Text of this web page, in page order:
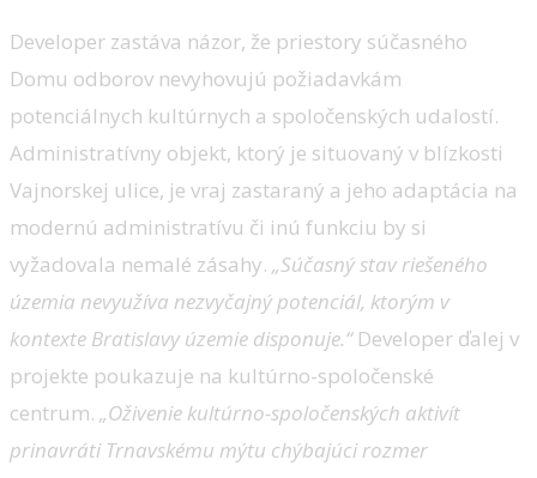
Developer zastáva názor, že priestory súčasného
Domu odborov nevyhovujú požiadavkám
potenciálnych kultúrnych a spoločenských udalostí.
Administratívny objekt, ktorý je situovaný v blízkosti
Vajnorskej ulice, je vraj zastaraný a jeho adaptácia na
modernú administratívu či inú funkciu by si
vyžadovala nemalé zásahy. „Súčasný stav riešeného
územia nevyužíva nezvyčajný potenciál, ktorým v
kontexte Bratislavy územie disponuje.“ Developer ďalej v
projekte poukazuje na kultúrno-spoločenské
centrum. „Oživenie kultúrno-spoločenských aktivít
prinavráti Trnavskému mýtu chýbajúci rozmer